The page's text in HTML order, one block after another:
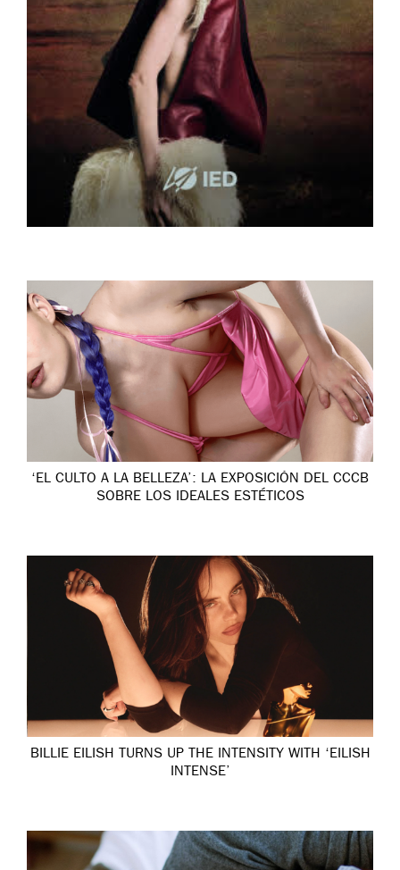
‘EL CULTO A LA BELLEZA’: LA EXPOSICIÓN DEL CCCB
SOBRE LOS IDEALES ESTÉTICOS
BILLIE EILISH TURNS UP THE INTENSITY WITH ‘EILISH
INTENSE’